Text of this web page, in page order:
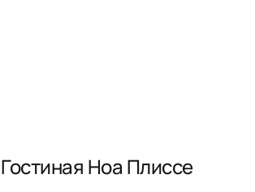
Гостиная Ноа Плиссе